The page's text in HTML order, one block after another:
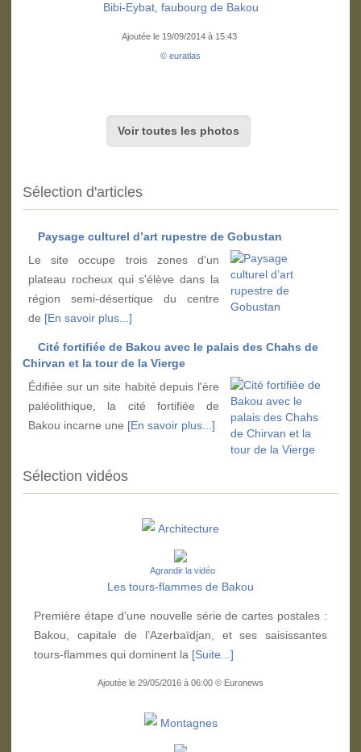
Bibi-Eybat, faubourg de Bakou
Ajoutée le 19/09/2014 à 15:43
© euratlas
Voir toutes les photos
Sélection d'articles
Paysage culturel d’art rupestre de Gobustan
Le site occupe trois zones d'un
plateau rocheux qui s'élève dans la
région semi-désertique du centre
de [En savoir plus...]
Cité fortifiée de Bakou avec le palais des Chahs de
Chirvan et la tour de la Vierge
Édifiée sur un site habité depuis l'ère
paléolithique, la cité fortifiée de
Bakou incarne une [En savoir plus...]
Sélection vidéos
Architecture
Agrandir la vidéo
Les tours-flammes de Bakou
Première étape d’une nouvelle série de cartes postales :
Bakou, capitale de l’Azerbaïdjan, et ses saisissantes
tours-flammes qui dominent la [Suite...]
Ajoutée le 29/05/2016 à 06:00 © Euronews
Montagnes